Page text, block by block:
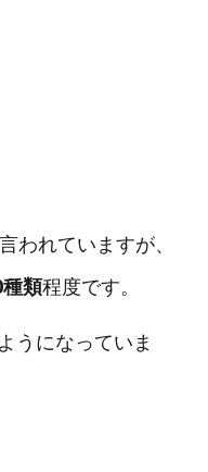
われていますが、
類程度です。
うになっていま